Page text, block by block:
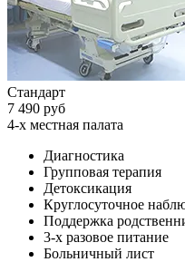
Стандарт
7 490 руб
4-х местная палата
Диагностика
Групповая терапия
Детоксикация
Круглосуточное
Поддержка
3-х разовое питание
Больничный лист